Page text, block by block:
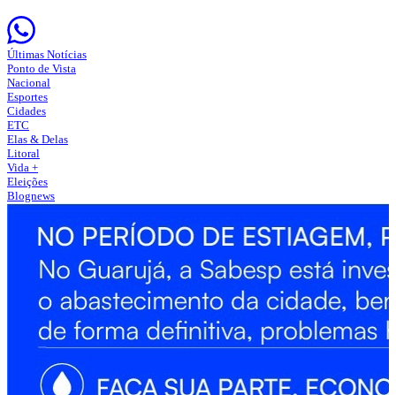
Últimas Notícias
Ponto de Vista
Nacional
Esportes
Cidades
ETC
Elas & Delas
Litoral
Vida +
Eleições
Blognews